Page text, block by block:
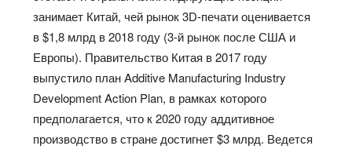
занимает Китай, чей рынок 3D-печати оценивается
в $1,8 млрд в 2018 году (3-й рынок после США и
Европы). Правительство Китая в 2017 году
выпустило план Additive Manufacturing Industry
Development Action Plan, в рамках которого
предполагается, что к 2020 году аддитивное
производство в стране достигнет $3 млрд. Ведется